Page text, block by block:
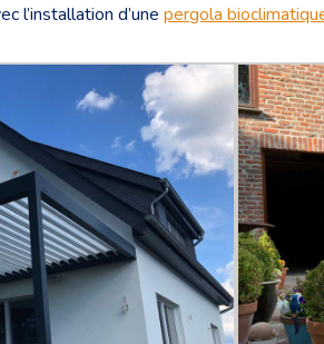
l’installation d’une pergola